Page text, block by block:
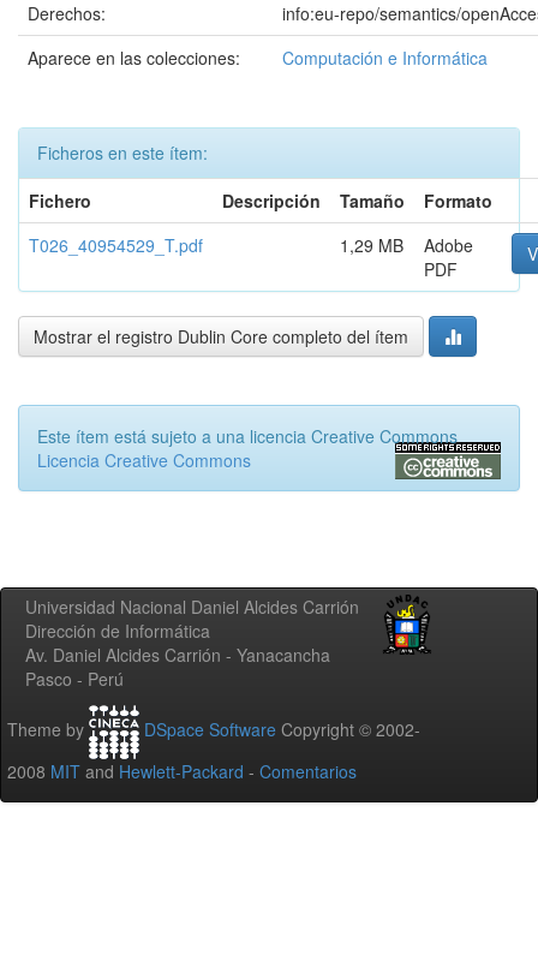
Derechos:
info:eu-repo/semantics/
Aparece en las colecciones:
Computación e Informática
Ficheros en este ítem:
Fichero
Descripción Tamaño
Formato
T026_40954529_T.pdf
1,29 MB
Adobe
PDF
Mostrar el registro Dublin Core completo del ítem
Este ítem está sujeto a una licencia Creative Commons
Licencia Creative Commons
Universidad Nacional Daniel Alcides Carrión
Dirección de Informática
Av. Daniel Alcides Carrión - Yanacancha
Pasco - Perú
Theme by DSpace Software Copyright © 2002-
2008 MIT and Hewlett-Packard - Comentarios